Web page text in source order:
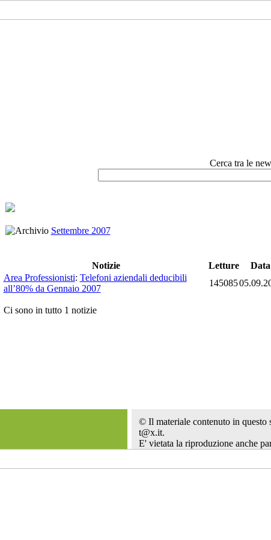
Cerca tra le
Settembre 2007
Notizie Letture
Data
Area Professionisti: Telefoni aziendali deducibili
all’80% da Gennaio 2007
145085
Ci sono in tutto 1 notizie
© Il materiale contenuto in questo
t@x.it.
E' vietata la riproduzione anche